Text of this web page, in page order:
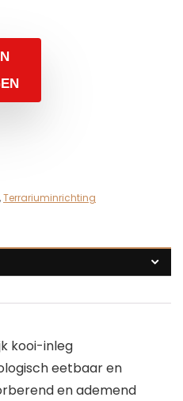
,Terrariuminrichting
kooi-inleg
eetbaar en
en ademend